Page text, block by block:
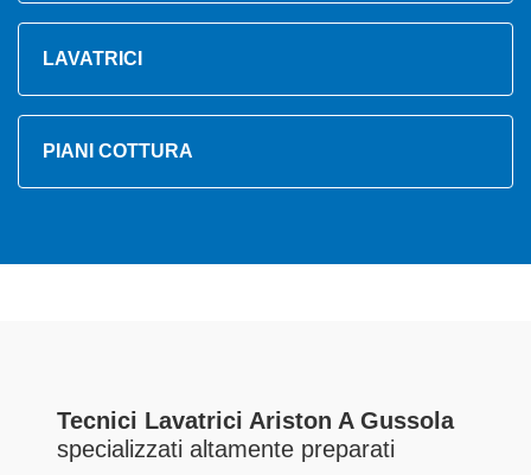
LAVATRICI
PIANI COTTURA
Tecnici Lavatrici Ariston A Gussola
specializzati altamente preparati